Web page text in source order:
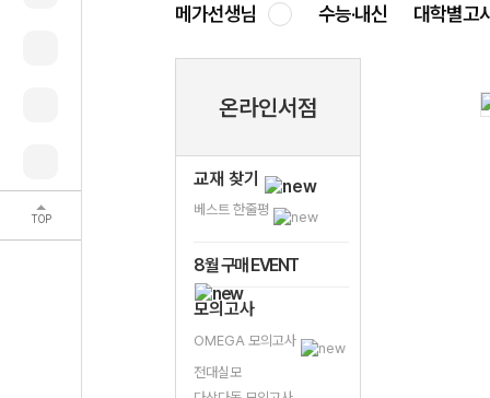
TOP
메가선생님 수능·내신 대학별고
온라인서점
교재 찾기
베스트 한줄평
8월 구매 EVENT
모의고사
OMEGA 모의고사
전대실모